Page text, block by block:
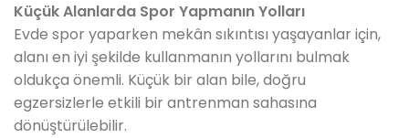
Küçük Alanlarda Spor Yapmanın Yolları
Evde spor yaparken mekân sıkıntısı yaşayanlar için,
alanı en iyi şekilde kullanmanın yollarını bulmak
oldukça önemli. Küçük bir alan bile, doğru
egzersizlerle etkili bir antrenman sahasına
dönüştürülebilir.